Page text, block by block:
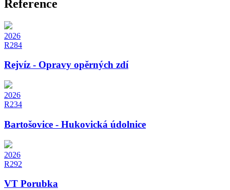
Reference
2026
R284
Rejvíz - Opravy opěrných zdí
2026
R234
Bartošovice - Hukovická údolnice
2026
R292
VT Porubka